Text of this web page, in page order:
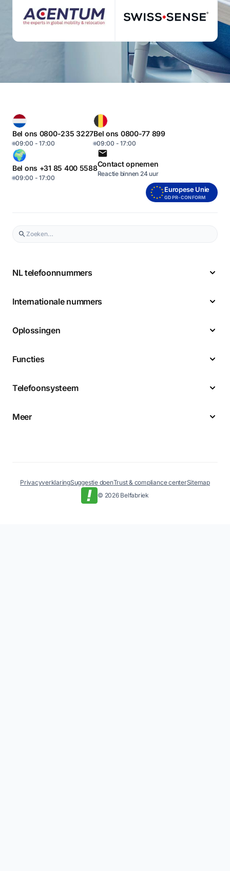
Bel ons 0800-235 3227
09:00 - 17:00
Bel ons 0800-77 899
09:00 - 17:00
Bel ons +31 85 400 5588
09:00 - 17:00
Contact opnemen
Reactie binnen 24 uur
Europese Unie
GDPR-CONFORM
NL telefoonnummers
Internationale nummers
Oplossingen
Functies
Telefoonsysteem
Meer
© 2026 Belfabriek
PrivacyverklaringSuggestie doenTrust & compliance centerSitemap